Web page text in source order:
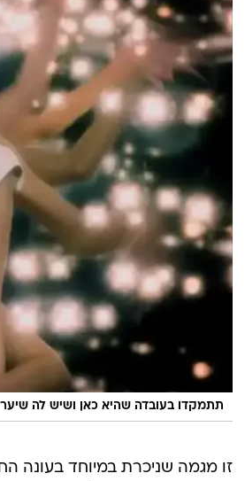
תתמקדו בעובדה שהיא כאן ושיש לה שיער
זו מגמה שניכרת במיוחד בעונה